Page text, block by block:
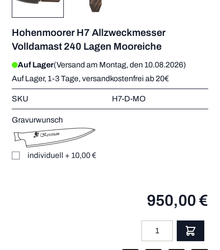
Hohenmoorer H7 Allzweckmesser
Volldamast 240 Lagen Mooreiche
Auf Lager(Versand am Montag, den 10.08.2026)
Auf Lager, 1-3 Tage, versandkostenfrei ab 20€
SKU H7-D-MO
Gravurwunsch
individuell + 10,00 €
950,00 €